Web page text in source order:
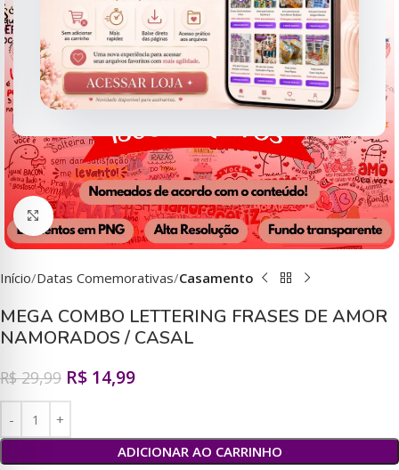
Clique para ampliar
Início Datas Comemorativas Casamento
MEGA COMBO LETTERING FRASES DE AMOR
NAMORADOS / CASAL
R$29,99 R$ 14,99
ADICIONAR AO CARRINHO